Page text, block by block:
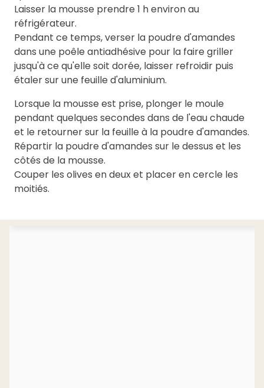
Laisser la mousse prendre 1 h environ au
réfrigérateur.
Pendant ce temps, verser la poudre d'amandes
dans une poêle antiadhésive pour la faire griller
jusqu'à ce qu'elle soit dorée, laisser refroidir puis
étaler sur une feuille d'aluminium.
Lorsque la mousse est prise, plonger le moule
pendant quelques secondes dans de l'eau chaude
et le retourner sur la feuille à la poudre d'amandes.
Répartir la poudre d'amandes sur le dessus et les
côtés de la mousse.
Couper les olives en deux et placer en cercle les
moitiés.